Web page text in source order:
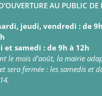
AU PUBLIC
jeudi, vendredi : de
et samedi : de 9h à 12h
le mois d’août, la mairie
sera fermée : les samedis et